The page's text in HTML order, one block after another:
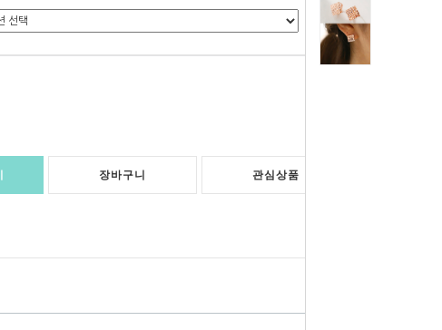
장바구니 관심상품